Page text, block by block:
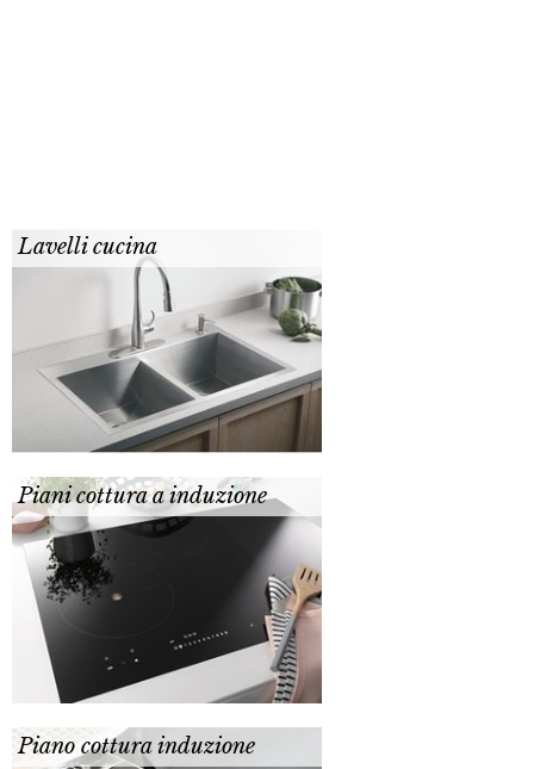
Lavelli cucina
Piani cottura a induzione
Piano cottura induzione